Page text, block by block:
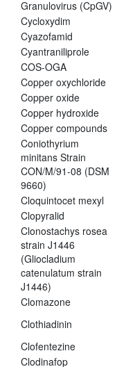
Granulovirus (CpGV)
Cycloxydim
Cyazofamid
Cyantraniliprole
COS-OGA
Copper oxychloride
Copper oxide
Copper hydroxide
Copper compounds
Coniothyrium
minitans Strain
CON/M/91-08 (DSM
9660)
Cloquintocet mexyl
Clopyralid
Clonostachys rosea
strain J1446
(Gliocladium
catenulatum strain
J1446)
Clomazone
Clothiadinin
Clofentezine
Clodinafop